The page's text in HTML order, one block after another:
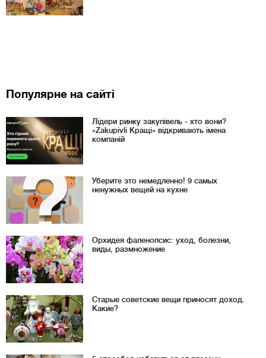
Популярне на сайті
Лідери ринку закупівель - хто вони?
«Zakupivli Кращі» відкривають імена
компаній
Уберите это немедленно! 9 самых
ненужных вещей на кухне
Орхидея фаленопсис: уход, болезни,
виды, размножение
Старые советские вещи приносят доход.
Какие?